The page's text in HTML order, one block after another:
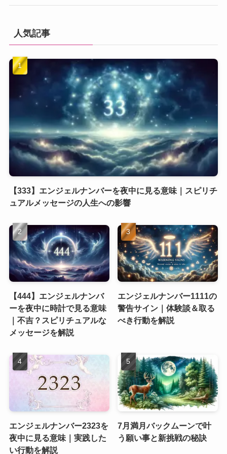
人気記事
【333】エンジェルナンバーを夜中に見る意味｜スピリチ
ュアルメッセージの人生への影響
【444】エンジェルナンバ
ーを夜中に時計で見る意味
｜不吉？スピリチュアルな
メッセージを解説
エンジェルナンバー1111の
警告サイン｜体験談＆取る
べき行動を解説
エンジェルナンバー2323を
夜中に見る意味｜実践した
い行動を解説
7月満月バックムーンで叶
う願い事と新挑戦の秘訣